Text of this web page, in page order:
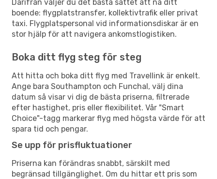
Därifrån väljer du det bästa sättet att nå ditt
boende: flygplatstransfer, kollektivtrafik eller privat
taxi. Flygplatspersonal vid informationsdiskar är en
stor hjälp för att navigera ankomstlogistiken.
Boka ditt flyg steg för steg
Att hitta och boka ditt flyg med Travellink är enkelt.
Ange bara Southampton och Funchal, välj dina
datum så visar vi dig de bästa priserna, filtrerade
efter hastighet, pris eller flexibilitet. Vår "Smart
Choice"-tagg markerar flyg med högsta värde för att
spara tid och pengar.
Se upp för prisfluktuationer
Priserna kan förändras snabbt, särskilt med
begränsad tillgänglighet. Om du hittar ett pris som